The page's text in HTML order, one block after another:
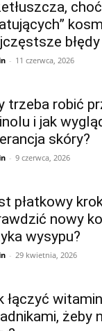
błędy
- 11 czerwca, 2026
trzeba robić
i jak
skóry?
- 9 czerwca, 2026
płatkowy
nowy
wysypu?
- 29 kwietnia, 2026
łączyć
żeby